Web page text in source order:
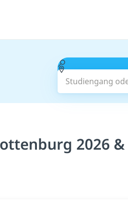
Studiengang
2026 &